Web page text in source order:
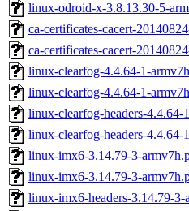
linux-odroid-x-3.8.13.30-5-
ca-certificates-cacert-
ca-certificates-cacert-
linux-clearfog-4.4.64-1-
linux-clearfog-4.4.64-1-
linux-clearfog-headers-4.4.64-
linux-clearfog-headers-4.4.64-
linux-imx6-3.14.79-3-
linux-imx6-3.14.79-3-
linux-imx6-headers-3.14.79-3-